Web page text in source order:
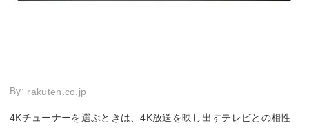
By: rakuten.co.jp
4Kチューナーを選ぶときは、4K放送を映し出すテレビとの相性